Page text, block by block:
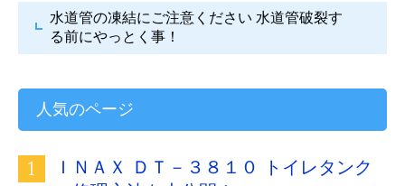
水道管の凍結にご注意ください 水道管破裂す
る前にやっとく事！
人気のページ
ＩＮＡＸ ＤＴ－３８１０ トイレタンク